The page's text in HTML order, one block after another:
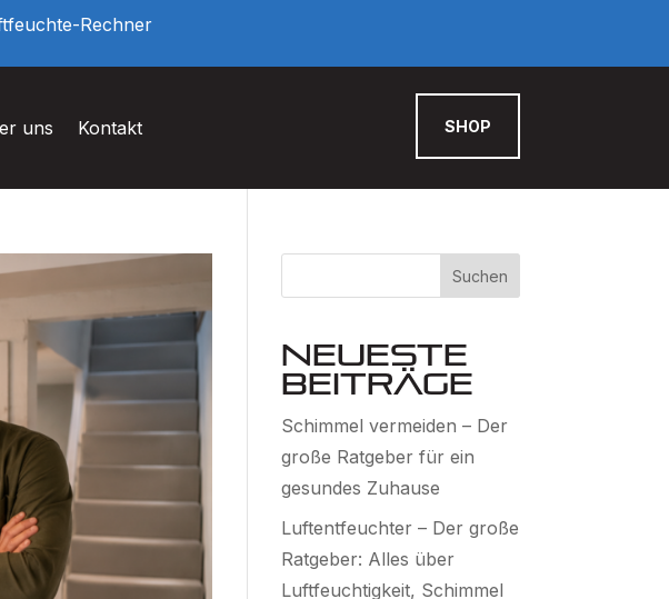
Rechner
uns Kontakt SHOP
Suchen
Neueste
Beiträge
Schimmel vermeiden – Der
große Ratgeber für ein
gesundes Zuhause
Luftentfeuchter – Der große
Ratgeber: Alles über
Luftfeuchtigkeit, Schimmel